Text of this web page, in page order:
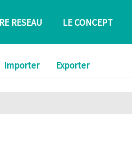
RESEAU LE CONCEPT
Importer Exporter